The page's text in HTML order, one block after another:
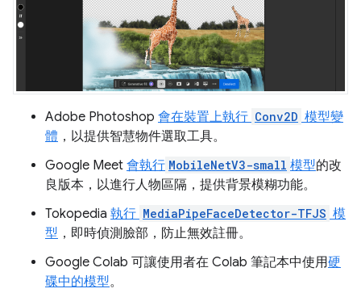
Adobe Photoshop 會在裝置上執行 Conv2D 模型變
體 ，以提供智慧物件選取工具。
Google Meet 會執行 MobileNetV3-small 模型的改
良版本，以進行人物區隔，提供背景模糊功能。
Tokopedia 執行 MediaPipeFaceDetector-TFJS 模
型 ，即時偵測臉部，防止無效註冊。
Google Colab 可讓使用者在 Colab 筆記本中使用硬
碟中的模型。